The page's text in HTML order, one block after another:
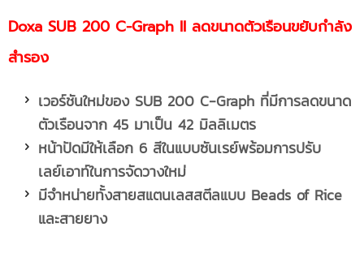
Doxa SUB 200 C-Graph II ลดขนาดตัวเรือนขยับกำลัง
สำรอง
เวอร์ชันใหม่ของ SUB 200 C-Graph ที่มีการลดขนาด
ตัวเรือนจาก 45 มาเป็น 42 มิลลิเมตร
หน้าปัดมีให้เลือก 6 สีในแบบซันเรย์พร้อมการปรับ
เลย์เอาท์ในการจัดวางใหม่
มีจำหน่ายทั้งสายสแตนเลสสตีลแบบ Beads of Rice
และสายยาง